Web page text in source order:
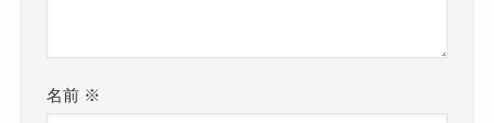
名前 ※